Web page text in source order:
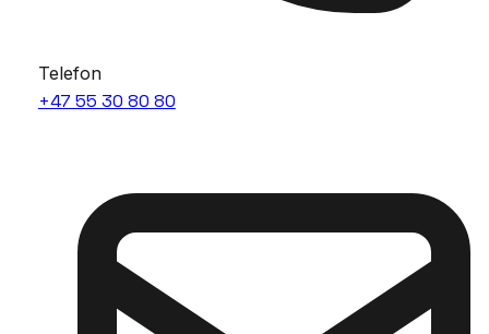
Telefon
+47 55 30 80 80